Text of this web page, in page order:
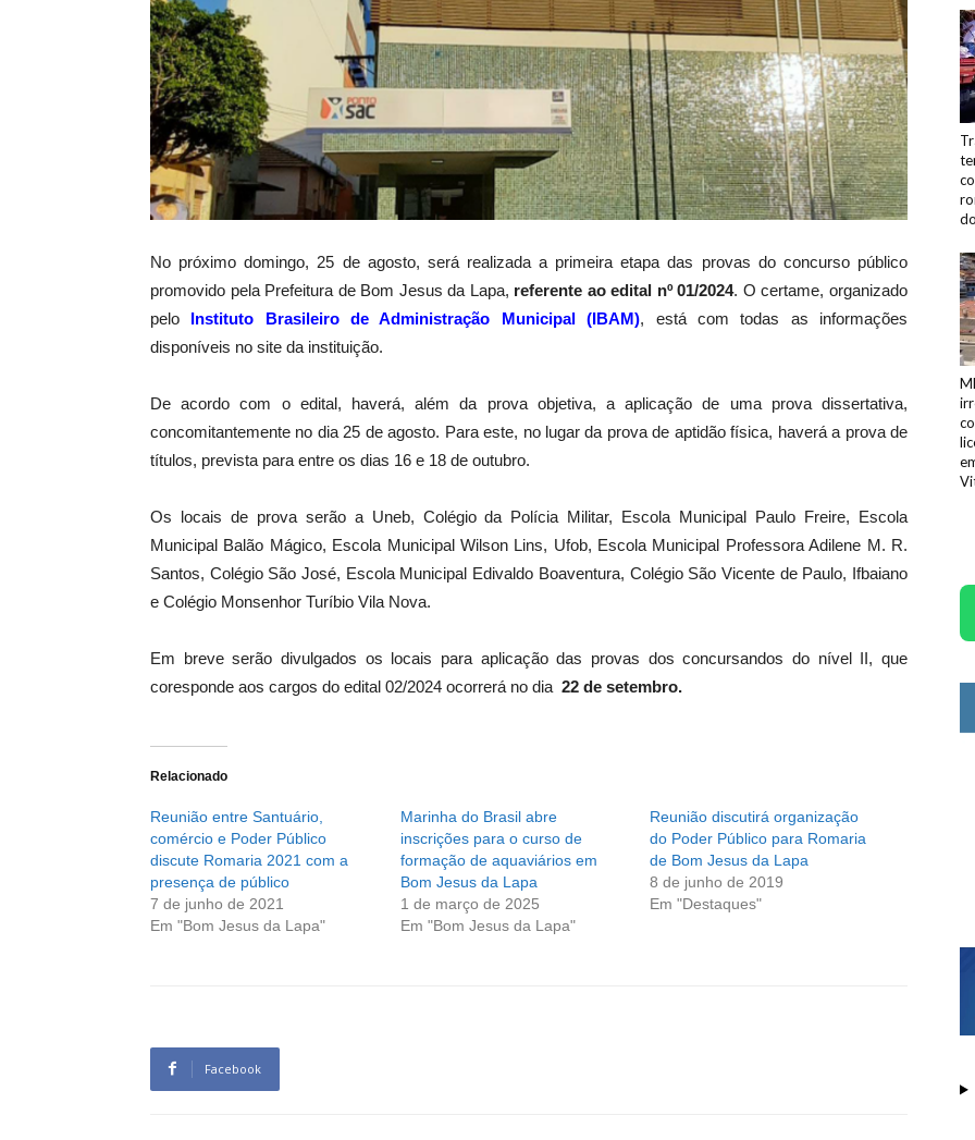
No próximo domingo, 25 de agosto, será realizada a primeira etapa das provas do concurso público
promovido pela Prefeitura de Bom Jesus da Lapa, referente ao edital nº 01/2024. O certame, organizado
pelo Instituto Brasileiro de Administração Municipal (IBAM), está com todas as informações
disponíveis no site da instituição.
De acordo com o edital, haverá, além da prova objetiva, a aplicação de uma prova dissertativa,
concomitantemente no dia 25 de agosto. Para este, no lugar da prova de aptidão física, haverá a prova de
títulos, prevista para entre os dias 16 e 18 de outubro.
Os locais de prova serão a Uneb, Colégio da Polícia Militar, Escola Municipal Paulo Freire, Escola
Municipal Balão Mágico, Escola Municipal Wilson Lins, Ufob, Escola Municipal Professora Adilene M. R.
Santos, Colégio São José, Escola Municipal Edivaldo Boaventura, Colégio São Vicente de Paulo, Ifbaiano
e Colégio Monsenhor Turíbio Vila Nova.
Em breve serão divulgados os locais para aplicação das provas dos concursandos do nível II, que
coresponde aos cargos do edital 02/2024 ocorrerá no dia 22 de setembro.
Relacionado
Reunião entre Santuário,
comércio e Poder Público
discute Romaria 2021 com a
presença de público
7 de junho de 2021
Em "Bom Jesus da Lapa"
Marinha do Brasil abre
inscrições para o curso de
formação de aquaviários em
Bom Jesus da Lapa
1 de março de 2025
Em "Bom Jesus da Lapa"
Reunião discutirá organização
do Poder Público para Romaria
de Bom Jesus da Lapa
8 de junho de 2019
Em "Destaques"
Facebook